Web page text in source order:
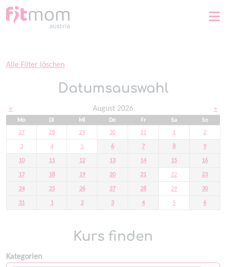
Home
Alle Filter löschen
Datumsauswahl
« August 2026 »
Mo Di Mi Do Fr Sa
So
27
28 29 30 31 1
2
3
4 5 6 7 8
9
10
11 12 13 14 15
16
17
18 19 20 21 22
23
24
25 26 27 28 29
30
31
1 2 3 4 5 6
Kurs finden
Kategorien